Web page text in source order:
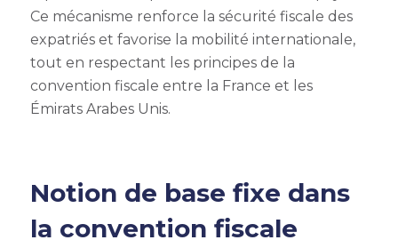
Ce mécanisme renforce la sécurité fiscale des
expatriés et favorise la mobilité internationale,
tout en respectant les principes de la
convention fiscale entre la France et les
Émirats Arabes Unis.
Notion de base fixe dans
la convention fiscale